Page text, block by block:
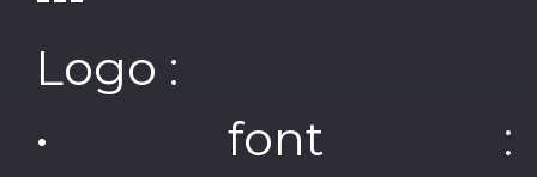
Logo :
• font :